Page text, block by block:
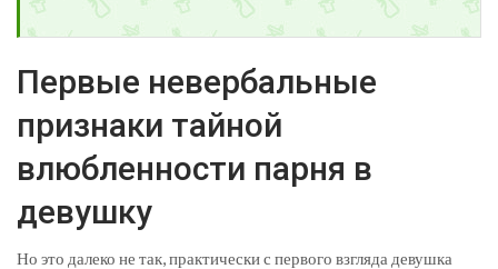
Первые невербальные
признаки тайной
влюбленности парня в
девушку
Но это далеко не так, практически с первого взгляда девушка